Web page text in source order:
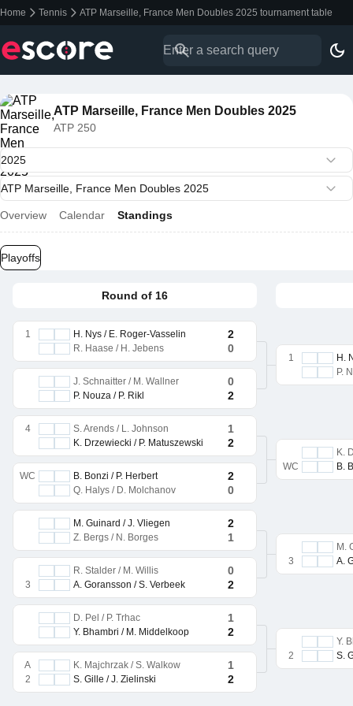
Home Tennis ATP Marseille, France Men Doubles 2025 tournament table
ATP Marseille, France Men Doubles 2025
ATP 250
Overview Calendar Standings
Playoffs
Round of 16
1 H. Nys / E. Roger-Vasselin 2
R. Haase / H. Jebens 0
J. Schnaitter / M. Wallner 0
P. Nouza / P. Rikl 2
4 S. Arends / L. Johnson 1
K. Drzewiecki / P. Matuszewski 2
WC B. Bonzi / P. Herbert 2
Q. Halys / D. Molchanov 0
M. Guinard / J. Vliegen 2
Z. Bergs / N. Borges 1
R. Stalder / M. Willis 0
3 A. Goransson / S. Verbeek 2
D. Pel / P. Trhac 1
Y. Bhambri / M. Middelkoop 2
A K. Majchrzak / S. Walkow 1
2 S. Gille / J. Zielinski 2
1
H.
P.
K.
WC
B.
M.
3
A.
Y.
2
S.